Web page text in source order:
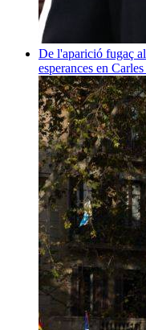
De l'aparició fugaç
esperances en